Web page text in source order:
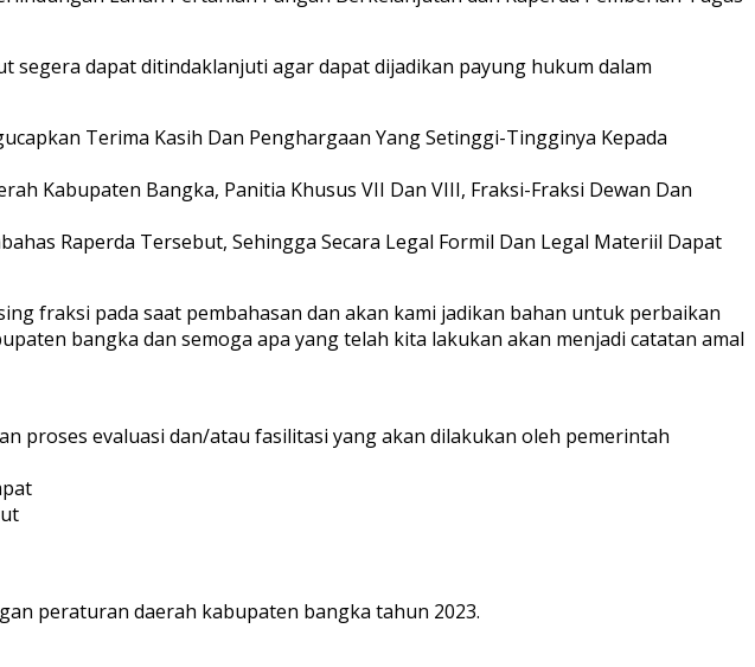
segera dapat ditindaklanjuti agar dapat dijadikan payung hukum dalam
Terima Kasih Dan Penghargaan Yang Setinggi-Tingginya Kepada
Kabupaten Bangka, Panitia Khusus VII Dan VIII, Fraksi-Fraksi Dewan Dan
Raperda Tersebut, Sehingga Secara Legal Formil Dan Legal Materiil Dapat
fraksi pada saat pembahasan dan akan kami jadikan bahan untuk perbaikan
bangka dan semoga apa yang telah kita lakukan akan menjadi catatan amal
proses evaluasi dan/atau fasilitasi yang akan dilakukan oleh pemerintah
peraturan daerah kabupaten bangka tahun 2023.